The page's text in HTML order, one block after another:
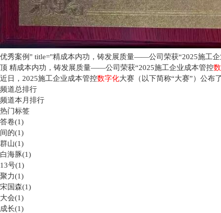
优秀案例" title="精成本内功，铸发展质量——公司荣获“2025施工
顶 精成本内功，铸发展质量——公司荣获“2025施工企业成本管控
近日，2025施工企业成本管控数字化大赛（以下简称“大赛”）公布
频道总排行
频道本月排行
热门标签
答卷(1)
间的(1)
群山(1)
白海豚(1)
13号(1)
聚力(1)
宋国森(1)
大会(1)
成长(1)